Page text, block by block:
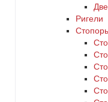
Ригели